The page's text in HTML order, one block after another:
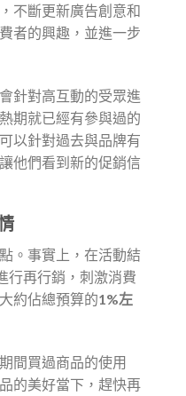
不斷更新廣告創意和
者的興趣，並進一步
針對高互動的受眾進
期就已經有參與過的
以針對過去與品牌有
他們看到新的促銷信
。事實上，在活動結
行再行銷，刺激消費
約佔總預算的1%左
間買過商品的使用
的美好當下，趕快再